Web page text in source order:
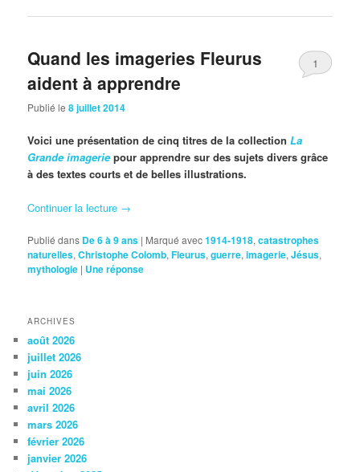
Quand les imageries Fleurus
aident à apprendre
Publié le8 juillet 2014
1
Voici une présentation de cinq titres de la collectionLa
Grande imagerie pour apprendre sur des sujets divers grâce
à des textes courts et de belles illustrations.
Continuer la lecture →
Publié dans De 6 à 9 ans | Marqué avec1914-1918,catastrophes
naturelles,Christophe Colomb,Fleurus,guerre,imagerie,Jésus,
mythologie | Uneréponse
ARCHIVES
août 2026
juillet 2026
juin 2026
mai 2026
avril 2026
mars 2026
février 2026
janvier 2026